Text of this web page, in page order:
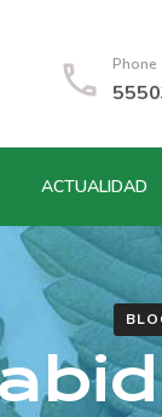
Phone
ACTUALIDAD